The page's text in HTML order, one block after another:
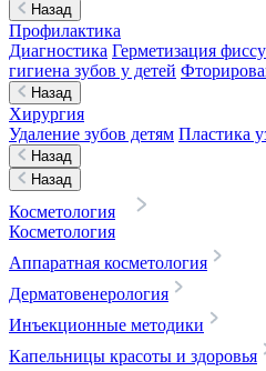
Назад
Профилактика
Диагностика Герметизация
гигиена зубов у детей
Назад
Хирургия
Удаление зубов детям Пластика
Назад
Назад
Косметология
Косметология
Аппаратная косметология
Дерматовенерология
Инъекционные методики
Капельницы красоты и здоровья